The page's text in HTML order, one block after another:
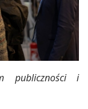
publiczności i